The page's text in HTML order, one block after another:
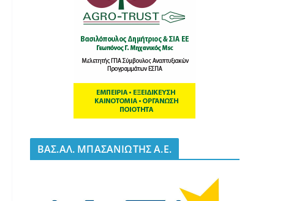
BΑΣ.ΑΛ. ΜΠΑΣΑΝΙΩΤΗΣ Α.Ε.